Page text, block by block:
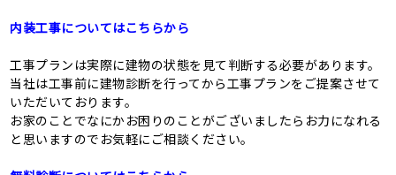
内装工事についてはこちらから
工事プランは実際に建物の状態を見て判断する必要があります。
当社は工事前に建物診断を行ってから工事プランをご提案させて
いただいております。
お家のことでなにかお困りのことがございましたらお力になれる
と思いますのでお気軽にご相談ください。